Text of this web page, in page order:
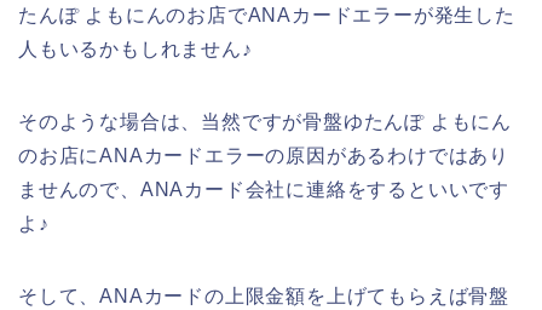
たんぽ よもにんのお店でANAカードエラーが発生した
人もいるかもしれません♪
そのような場合は、当然ですが骨盤ゆたんぽ よもにん
のお店にANAカードエラーの原因があるわけではあり
ませんので、ANAカード会社に連絡をするといいです
よ♪
そして、ANAカードの上限金額を上げてもらえば骨盤